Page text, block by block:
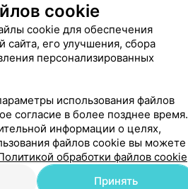
сложной
cookie
cookie для обеспечения
сайта, его улучшения, сбора
персонализированных
использования файлов
согласие в более позднее время.
информации о целях,
файлов cookie вы можете
обработки файлов cookie
Принять